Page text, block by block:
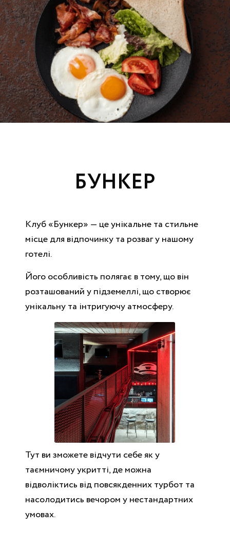
БУНКЕР
Клуб «Бункер» — це унікальне та стильне
місце для відпочинку та розваг у нашому
готелі.
Його особливість полягає в тому, що він
розташований у підземеллі, що створює
унікальну та інтригуючу атмосферу.
Тут ви зможете відчути себе як у
таємничому укритті, де можна
відволіктись від повсякденних турбот та
насолодитись вечором у нестандартних
умовах.